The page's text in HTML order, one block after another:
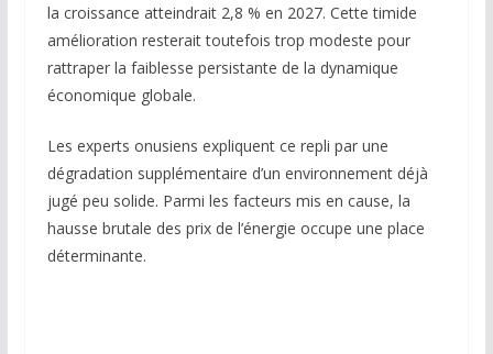
la croissance atteindrait 2,8 % en 2027. Cette timide
amélioration resterait toutefois trop modeste pour
rattraper la faiblesse persistante de la dynamique
économique globale.
Les experts onusiens expliquent ce repli par une
dégradation supplémentaire d’un environnement déjà
jugé peu solide. Parmi les facteurs mis en cause, la
hausse brutale des prix de l’énergie occupe une place
déterminante.